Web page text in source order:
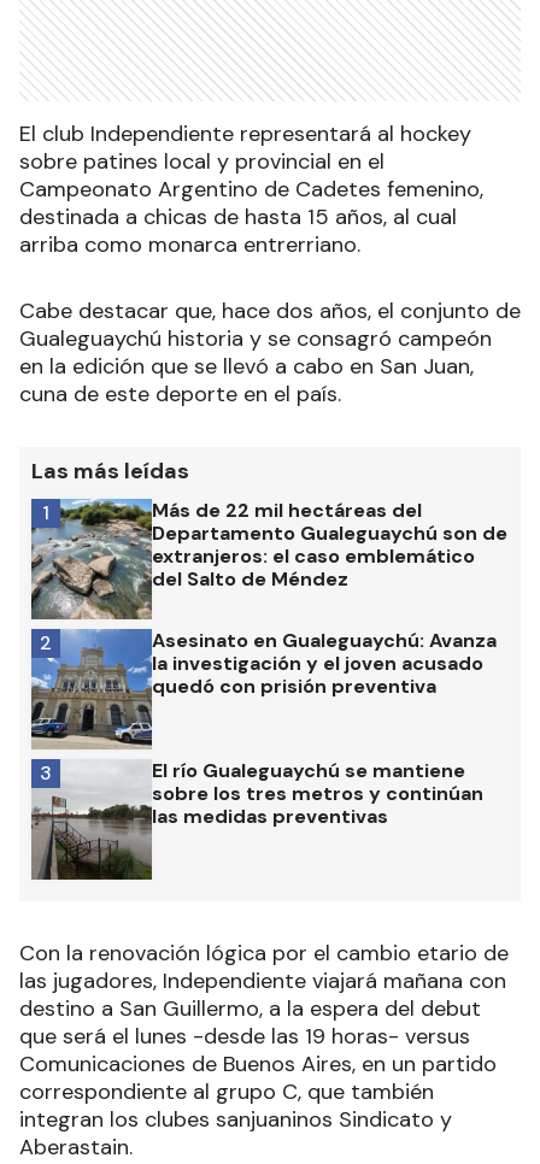
El club Independiente representará al hockey
sobre patines local y provincial en el
Campeonato Argentino de Cadetes femenino,
destinada a chicas de hasta 15 años, al cual
arriba como monarca entrerriano.
Cabe destacar que, hace dos años, el conjunto de
Gualeguaychú historia y se consagró campeón
en la edición que se llevó a cabo en San Juan,
cuna de este deporte en el país.
Las más leídas
Más de 22 mil hectáreas del
Departamento Gualeguaychú son de
extranjeros: el caso emblemático
del Salto de Méndez
1
Asesinato en Gualeguaychú: Avanza
la investigación y el joven acusado
quedó con prisión preventiva
2
El río Gualeguaychú se mantiene
sobre los tres metros y continúan
las medidas preventivas
3
Con la renovación lógica por el cambio etario de
las jugadores, Independiente viajará mañana con
destino a San Guillermo, a la espera del debut
que será el lunes -desde las 19 horas- versus
Comunicaciones de Buenos Aires, en un partido
correspondiente al grupo C, que también
integran los clubes sanjuaninos Sindicato y
Aberastain.